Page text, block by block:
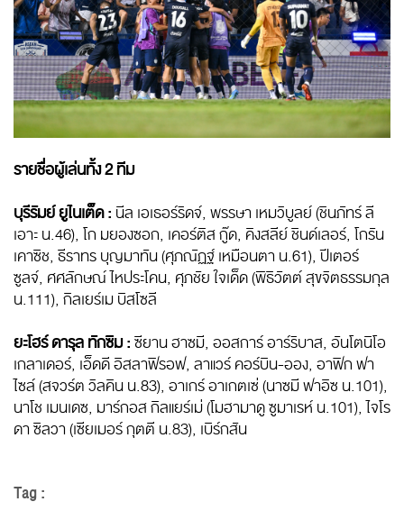
รายชื่อผู้เล่นทั้ง 2 ทีม
บุรีรัมย์ ยูไนเต็ด : นีล เอเธอร์ริดจ์, พรรษา เหมวิบูลย์ (ชินภัทร์ ลี
เอาะ น.46), โก มยองซอก, เคอร์ติส กู๊ด, คิงสลีย์ ชินด์เลอร์, โกรัน
เคาซิช, ธีราทร บุญมาทัน (ศุภณัฏฐ์ เหมือนตา น.61), ปีเตอร์
ซูลจ์, ศศลักษณ์ ไหประโคน, ศุภชัย ใจเด็ด (พิธิวัตต์ สุขจิตธรรมกุล
น.111), กิลเยร์เม บิสโซลี
ยะโฮร์ ดารุล ทักซิม :ซียาน ฮาซมี, ออสการ์ อาร์ริบาส, อันโตนิโอ
เกลาเดอร์, เอ็ดดี อิสลาฟิรอฟ, ลาแวร์ คอร์บิน-ออง, อาฟิก ฟา
ไซล์ (สจวร์ต วิลคิน น.83), อาเกร์ อาเกตเซ่ (นาซมี ฟาอิซ น.101),
นาโช เมนเดซ, มาร์กอส กิลแยร์เม่ (โมฮามาดู ซูมาเรห์ น.101), ไจโร
ดา ซิลวา (เซียเมอร์ กุตตี น.83), เบิร์กสัน
Tag :